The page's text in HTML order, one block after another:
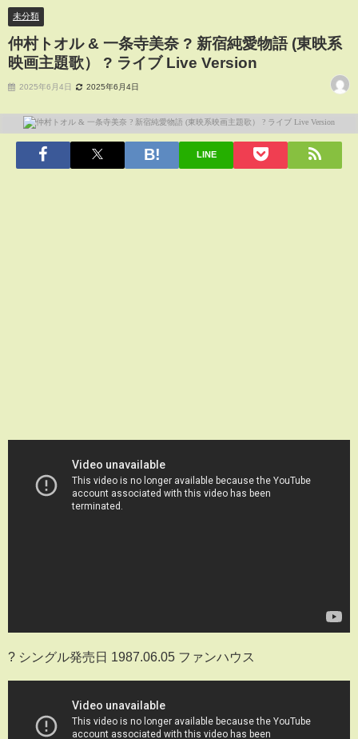
未分類
仲村トオル & 一条寺美奈 ? 新宿純愛物語 (東映系
映画主題歌） ? ライブ Live Version
2025年6月4日 2025年6月4日
LINE
? シングル発売日 1987.06.05 ファンハウス